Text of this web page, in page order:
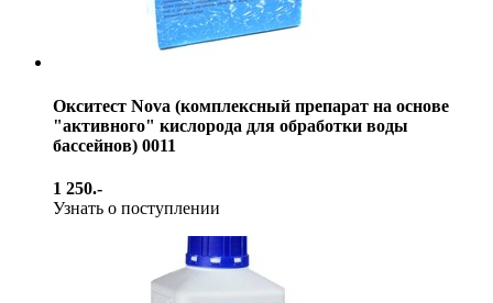
Окситест Nova (комплексный препарат на основе
"активного" кислорода для обработки воды
бассейнов) 0011
1 250.-
Узнать о поступлении